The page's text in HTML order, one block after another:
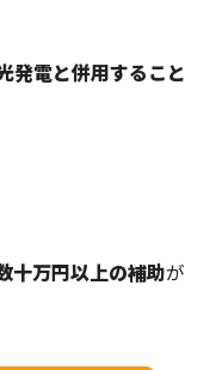
発電と併用すること
十万円以上の補助が